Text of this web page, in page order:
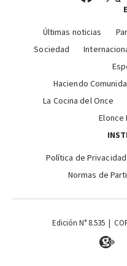
Últimas noticias
Sociedad
Haciendo
La Cocina del Once
Elonce
Política de Privacidad
Normas de
Edición N° 8.535 |